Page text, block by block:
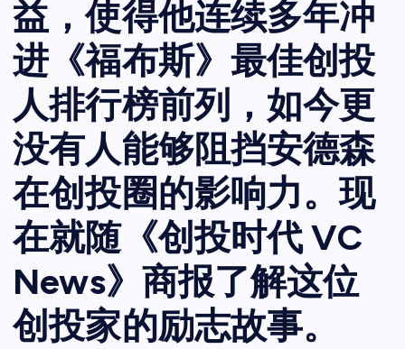
益，使得他连续多年冲
进《福布斯》最佳创投
人排行榜前列，如今更
没有人能够阻挡安德森
在创投圈的影响力。现
在就随《创投时代 VC
News》商报了解这位
创投家的励志故事。